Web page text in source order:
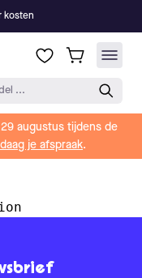
kosten
...
augustus tijdens de
je afspraak.